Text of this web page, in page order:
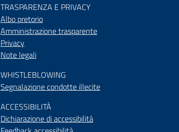
TRASPARENZA E PRIVACY
Albo pretorio
Amministrazione trasparente
Privacy
Note legali
WHISTLEBLOWING
Segnalazione condotte illecite
ACCESSIBILITÀ
Dichiarazione di accessibilità